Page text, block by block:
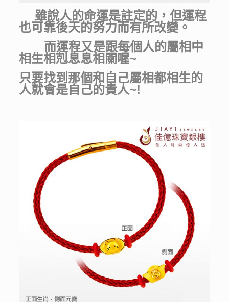
雖說人的命運是註定的，但運程
也可靠後天的努力而有所改變。
而運程又是跟每個人的屬相中
相生相剋息息相關喔~
只要找到那個和自己屬相都相生的
人就會是自己的貴人~!